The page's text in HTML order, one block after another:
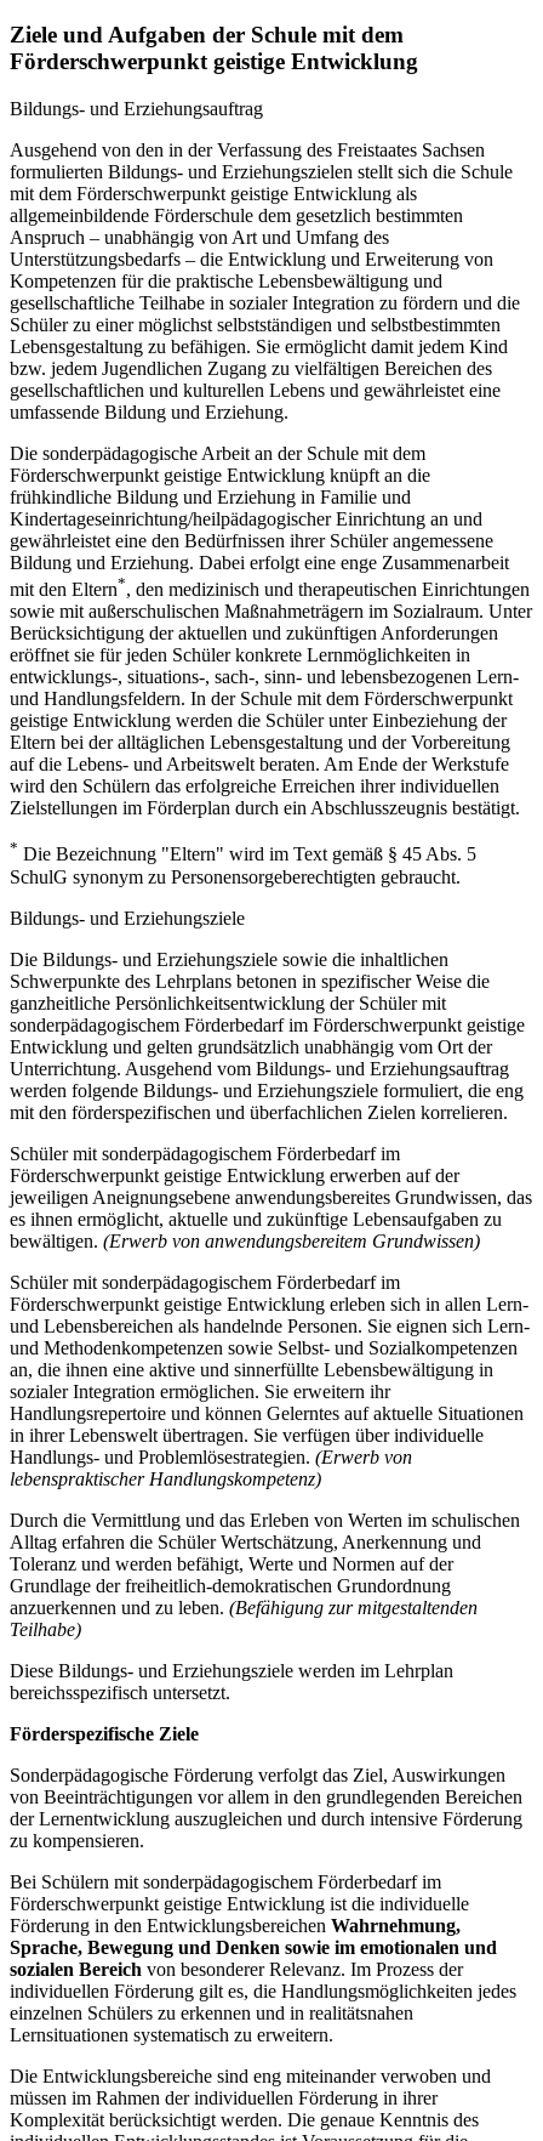
Ziele und Aufgaben der Schule mit dem
Förderschwerpunkt geistige Entwicklung
Bildungs- und Erziehungsauftrag
Ausgehend von den in der Verfassung des Freistaates Sachsen
formulierten Bildungs- und Erziehungszielen stellt sich die Schule
mit dem Förderschwerpunkt geistige Entwicklung als
allgemeinbildende Förderschule dem gesetzlich bestimmten
Anspruch – unabhängig von Art und Umfang des
Unterstützungsbedarfs – die Entwicklung und Erweiterung von
Kompetenzen für die praktische Lebensbewältigung und
gesellschaftliche Teilhabe in sozialer Integration zu fördern und die
Schüler zu einer möglichst selbstständigen und selbstbestimmten
Lebensgestaltung zu befähigen. Sie ermöglicht damit jedem Kind
bzw. jedem Jugendlichen Zugang zu vielfältigen Bereichen des
gesellschaftlichen und kulturellen Lebens und gewährleistet eine
umfassende Bildung und Erziehung.
Die sonderpädagogische Arbeit an der Schule mit dem
Förderschwerpunkt geistige Entwicklung knüpft an die
frühkindliche Bildung und Erziehung in Familie und
Kindertageseinrichtung/heilpädagogischer Einrichtung an und
gewährleistet eine den Bedürfnissen ihrer Schüler angemessene
Bildung und Erziehung. Dabei erfolgt eine enge Zusammenarbeit
mit den Eltern*, den medizinisch und therapeutischen Einrichtungen
sowie mit außerschulischen Maßnahmeträgern im Sozialraum. Unter
Berücksichtigung der aktuellen und zukünftigen Anforderungen
eröffnet sie für jeden Schüler konkrete Lernmöglichkeiten in
entwicklungs-, situations-, sach-, sinn- und lebensbezogenen Lern-
und Handlungsfeldern. In der Schule mit dem Förderschwerpunkt
geistige Entwicklung werden die Schüler unter Einbeziehung der
Eltern bei der alltäglichen Lebensgestaltung und der Vorbereitung
auf die Lebens- und Arbeitswelt beraten. Am Ende der Werkstufe
wird den Schülern das erfolgreiche Erreichen ihrer individuellen
Zielstellungen im Förderplan durch ein Abschlusszeugnis bestätigt.
* Die Bezeichnung "Eltern" wird im Text gemäß § 45 Abs. 5
SchulG synonym zu Personensorgeberechtigten gebraucht.
Bildungs- und Erziehungsziele
Die Bildungs- und Erziehungsziele sowie die inhaltlichen
Schwerpunkte des Lehrplans betonen in spezifischer Weise die
ganzheitliche Persönlichkeitsentwicklung der Schüler mit
sonderpädagogischem Förderbedarf im Förderschwerpunkt geistige
Entwicklung und gelten grundsätzlich unabhängig vom Ort der
Unterrichtung. Ausgehend vom Bildungs- und Erziehungsauftrag
werden folgende Bildungs- und Erziehungsziele formuliert, die eng
mit den förderspezifischen und überfachlichen Zielen korrelieren.
Schüler mit sonderpädagogischem Förderbedarf im
Förderschwerpunkt geistige Entwicklung erwerben auf der
jeweiligen Aneignungsebene anwendungsbereites Grundwissen, das
es ihnen ermöglicht, aktuelle und zukünftige Lebensaufgaben zu
bewältigen. (Erwerb von anwendungsbereitem Grundwissen)
Schüler mit sonderpädagogischem Förderbedarf im
Förderschwerpunkt geistige Entwicklung erleben sich in allen Lern-
und Lebensbereichen als handelnde Personen. Sie eignen sich Lern-
und Methodenkompetenzen sowie Selbst- und Sozialkompetenzen
an, die ihnen eine aktive und sinnerfüllte Lebensbewältigung in
sozialer Integration ermöglichen. Sie erweitern ihr
Handlungsrepertoire und können Gelerntes auf aktuelle Situationen
in ihrer Lebenswelt übertragen. Sie verfügen über individuelle
Handlungs- und Problemlösestrategien. (Erwerb von
lebenspraktischer Handlungskompetenz)
Durch die Vermittlung und das Erleben von Werten im schulischen
Alltag erfahren die Schüler Wertschätzung, Anerkennung und
Toleranz und werden befähigt, Werte und Normen auf der
Grundlage der freiheitlich-demokratischen Grundordnung
anzuerkennen und zu leben. (Befähigung zur mitgestaltenden
Teilhabe)
Diese Bildungs- und Erziehungsziele werden im Lehrplan
bereichsspezifisch untersetzt.
Förderspezifische Ziele
Sonderpädagogische Förderung verfolgt das Ziel, Auswirkungen
von Beeinträchtigungen vor allem in den grundlegenden Bereichen
der Lernentwicklung auszugleichen und durch intensive Förderung
zu kompensieren.
Bei Schülern mit sonderpädagogischem Förderbedarf im
Förderschwerpunkt geistige Entwicklung ist die individuelle
Förderung in den Entwicklungsbereichen Wahrnehmung,
Sprache, Bewegung und Denken sowie im emotionalen und
sozialen Bereich von besonderer Relevanz. Im Prozess der
individuellen Förderung gilt es, die Handlungsmöglichkeiten jedes
einzelnen Schülers zu erkennen und in realitätsnahen
Lernsituationen systematisch zu erweitern.
Die Entwicklungsbereiche sind eng miteinander verwoben und
müssen im Rahmen der individuellen Förderung in ihrer
Komplexität berücksichtigt werden. Die genaue Kenntnis des